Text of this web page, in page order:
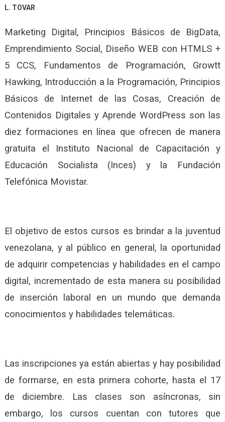
L. TOVAR
Marketing Digital, Principios Básicos de BigData,
Emprendimiento Social, Diseño WEB con HTMLS +
5 CCS, Fundamentos de Programación, Growtt
Hawking, Introducción a la Programación, Principios
Básicos de Internet de las Cosas, Creación de
Contenidos Digitales y Aprende WordPress son las
diez formaciones en línea que ofrecen de manera
gratuita el Instituto Nacional de Capacitación y
Educación Socialista (Inces) y la Fundación
Telefónica Movistar.
El objetivo de estos cursos es brindar a la juventud
venezolana, y al público en general, la oportunidad
de adquirir competencias y habilidades en el campo
digital, incrementado de esta manera su posibilidad
de inserción laboral en un mundo que demanda
conocimientos y habilidades telemáticas.
Las inscripciones ya están abiertas y hay posibilidad
de formarse, en esta primera cohorte, hasta el 17
de diciembre. Las clases son asíncronas, sin
embargo, los cursos cuentan con tutores que